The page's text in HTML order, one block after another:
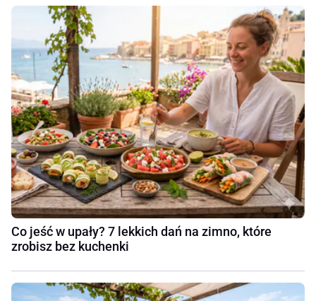
Co jeść w upały? 7 lekkich dań na zimno, które
zrobisz bez kuchenki